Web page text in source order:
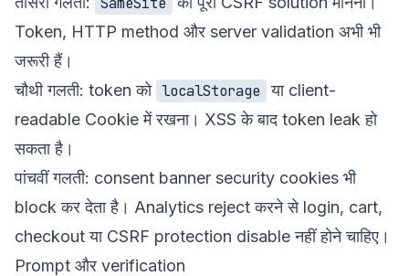
Token, HTTP method और server validation अभी भी
जरूरी हैं।
चौथी गलती: token को localStorage या client-
readable Cookie में रखना। XSS के बाद token leak हो
सकता है।
पांचवीं गलती: consent banner security cookies भी
block कर देता है। Analytics reject करने से login, cart,
checkout या CSRF protection disable नहीं होने चाहिए।
Prompt और verification